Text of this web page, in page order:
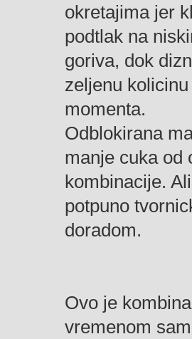
okretajima jer
podtlak na
goriva, dok
zeljenu
momenta.
Odblokirana
manje cuka od
kombinacije.
potpuno
doradom.
Ovo je
vremenom